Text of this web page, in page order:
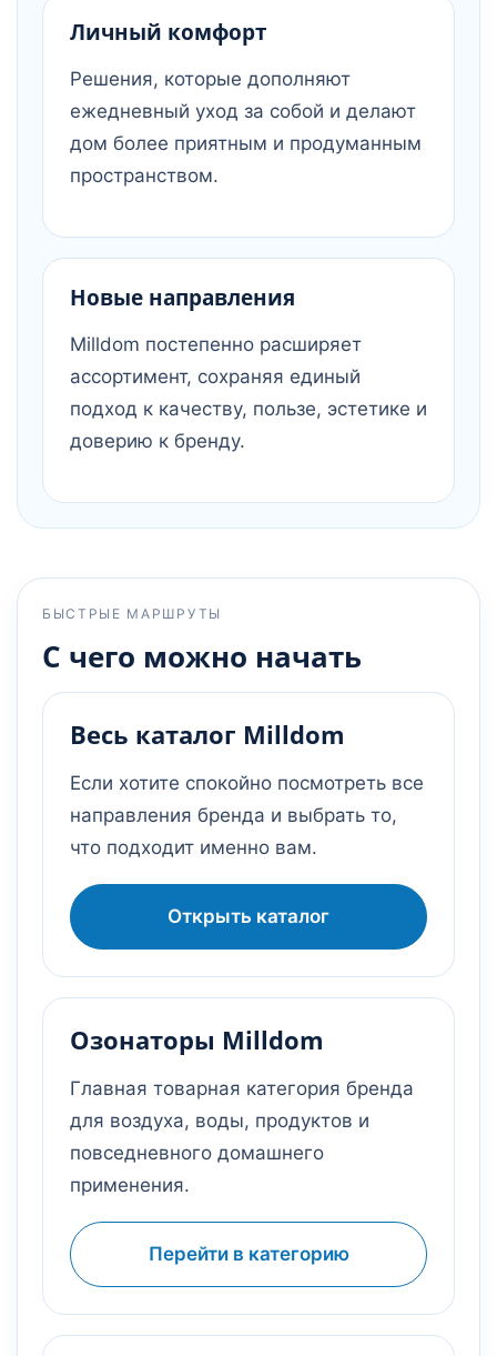
Личный комфорт
Решения, которые дополняют
ежедневный уход за собой и делают
дом более приятным и продуманным
пространством.
Новые направления
Milldom постепенно расширяет
ассортимент, сохраняя единый
подход к качеству, пользе, эстетике и
доверию к бренду.
БЫСТРЫЕ МАРШРУТЫ
С чего можно начать
Весь каталог Milldom
Если хотите спокойно посмотреть все
направления бренда и выбрать то,
что подходит именно вам.
Открыть каталог
Озонаторы Milldom
Главная товарная категория бренда
для воздуха, воды, продуктов и
повседневного домашнего
применения.
Перейти в категорию